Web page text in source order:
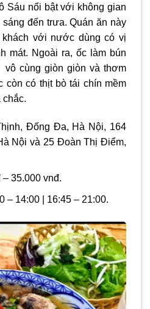
Sáu nổi bật với không gian
đến trưa. Quán ăn này
với nước dùng có vị
mát. Ngoài ra, ốc làm bún
cùng giòn giòn và thơm
còn có thịt bò tái chín mềm
Đống Đa, Hà Nội, 164
Nội và 25 Đoàn Thị Điểm,
35.000 vnđ.
– 14:00 | 16:45 – 21:00.